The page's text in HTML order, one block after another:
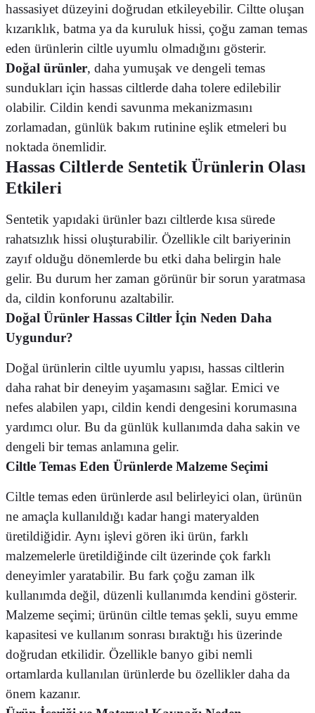
hassasiyet düzeyini doğrudan etkileyebilir. Ciltte oluşan
kızarıklık, batma ya da kuruluk hissi, çoğu zaman temas
eden ürünlerin ciltle uyumlu olmadığını gösterir.
Doğal ürünler, daha yumuşak ve dengeli temas
sundukları için hassas ciltlerde daha tolere edilebilir
olabilir. Cildin kendi savunma mekanizmasını
zorlamadan, günlük bakım rutinine eşlik etmeleri bu
noktada önemlidir.
Hassas Ciltlerde Sentetik Ürünlerin Olası
Etkileri
Sentetik yapıdaki ürünler bazı ciltlerde kısa sürede
rahatsızlık hissi oluşturabilir. Özellikle cilt bariyerinin
zayıf olduğu dönemlerde bu etki daha belirgin hale
gelir. Bu durum her zaman görünür bir sorun yaratmasa
da, cildin konforunu azaltabilir.
Doğal Ürünler Hassas Ciltler İçin Neden Daha
Uygundur?
Doğal ürünlerin ciltle uyumlu yapısı, hassas ciltlerin
daha rahat bir deneyim yaşamasını sağlar. Emici ve
nefes alabilen yapı, cildin kendi dengesini korumasına
yardımcı olur. Bu da günlük kullanımda daha sakin ve
dengeli bir temas anlamına gelir.
Ciltle Temas Eden Ürünlerde Malzeme Seçimi
Ciltle temas eden ürünlerde asıl belirleyici olan, ürünün
ne amaçla kullanıldığı kadar hangi materyalden
üretildiğidir. Aynı işlevi gören iki ürün, farklı
malzemelerle üretildiğinde cilt üzerinde çok farklı
deneyimler yaratabilir. Bu fark çoğu zaman ilk
kullanımda değil, düzenli kullanımda kendini gösterir.
Malzeme seçimi; ürünün ciltle temas şekli, suyu emme
kapasitesi ve kullanım sonrası bıraktığı his üzerinde
doğrudan etkilidir. Özellikle banyo gibi nemli
ortamlarda kullanılan ürünlerde bu özellikler daha da
önem kazanır.